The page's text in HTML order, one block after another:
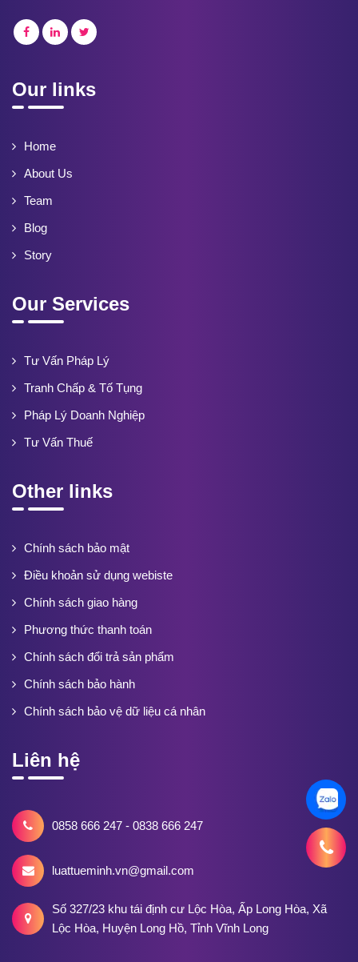
Our links
Home
About Us
Team
Blog
Story
Our Services
Tư Vấn Pháp Lý
Tranh Chấp & Tố Tụng
Pháp Lý Doanh Nghiệp
Tư Vấn Thuế
Other links
Chính sách bảo mật
Điều khoản sử dụng webiste
Chính sách giao hàng
Phương thức thanh toán
Chính sách đổi trả sản phẩm
Chính sách bảo hành
Chính sách bảo vệ dữ liệu cá nhân
Liên hệ
0858 666 247 - 0838 666 247
luattueminh.vn@gmail.com
Số 327/23 khu tái định cư Lộc Hòa, Ấp Long Hòa, Xã
Lộc Hòa, Huyện Long Hồ, Tỉnh Vĩnh Long